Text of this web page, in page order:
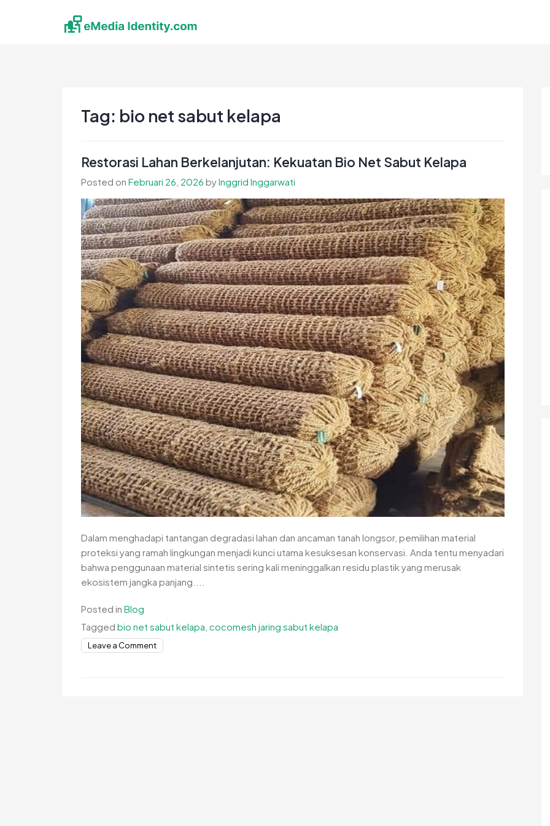
Tag: bio net sabut kelapa
Restorasi Lahan Berkelanjutan: Kekuatan Bio Net Sabut Kelapa
Posted on Februari 26, 2026 byInggrid Inggarwati
Dalam menghadapi tantangan degradasi lahan dan ancaman tanah longsor, pemilihan material
proteksi yang ramah lingkungan menjadi kunci utama kesuksesan konservasi. Anda tentu menyadari
bahwa penggunaan material sintetis sering kali meninggalkan residu plastik yang merusak
ekosistem jangka panjang....
Posted in Blog
Tagged bio net sabut kelapa cocomesh jaring sabut kelapa
Leave a Commenton